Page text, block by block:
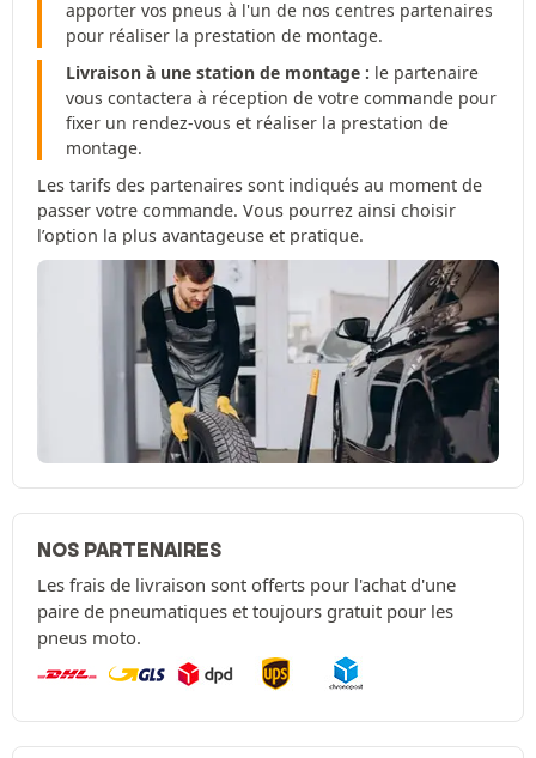
apporter vos pneus à l'un de nos centres partenaires
pour réaliser la prestation de montage.
Livraison à une station de montage : le partenaire
vous contactera à réception de votre commande pour
fixer un rendez-vous et réaliser la prestation de
montage.
Les tarifs des partenaires sont indiqués au moment de
passer votre commande. Vous pourrez ainsi choisir
l’option la plus avantageuse et pratique.
NOS PARTENAIRES
Les frais de livraison sont offerts pour l'achat d'une
paire de pneumatiques et toujours gratuit pour les
pneus moto.